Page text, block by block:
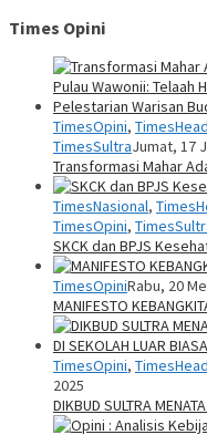
Times Opini
TimesOpini,
TimesSultraJumat, 17
Transformasi Mahar
TimesNasional,
TimesOpini,
SKCK dan BPJS
TimesOpiniRabu, 20
MANIFESTO
TimesOpini,
2025
DIKBUD SULTRA